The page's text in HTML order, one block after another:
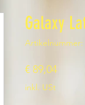
Galaxy
Artikelnummer:
€ 89,04Preis
inkl. USt